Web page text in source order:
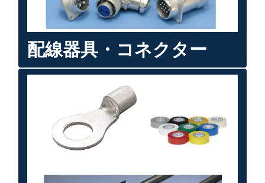
配線器具・コネクター